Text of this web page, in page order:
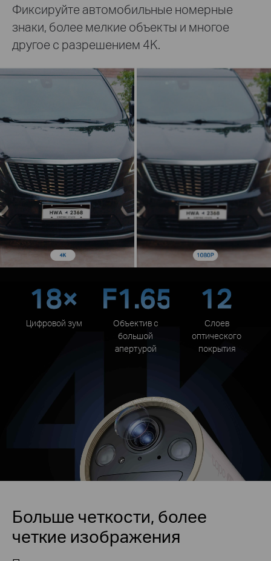
Фиксируйте автомобильные номерные
знаки, более мелкие объекты и многое
другое с разрешением 4K.
18×
Цифровой зум
F1.65
Объектив с
большой
апертурой
12
Слоев
оптического
покрытия
Больше четкости, более
четкие изображения